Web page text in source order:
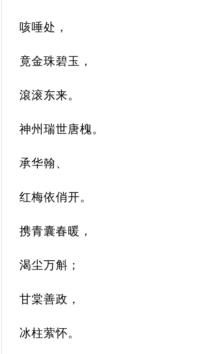
咳唾处，
竟金珠碧玉，
滾滚东来。
神州瑞世唐槐。
承华翰、
红梅依俏开。
携青囊春暖，
渴尘万斛；
甘棠善政，
冰柱萦怀。